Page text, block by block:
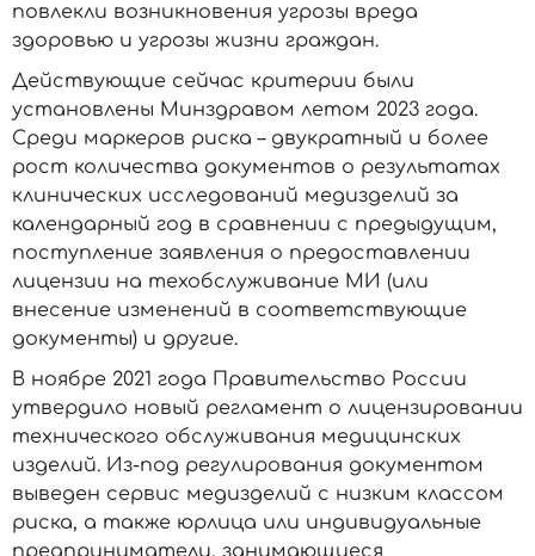
повлекли возникновения угрозы вреда
здоровью и угрозы жизни граждан.
Действующие сейчас критерии были
установлены Минздравом летом 2023 года.
Среди маркеров риска – двукратный и более
рост количества документов о результатах
клинических исследований медизделий за
календарный год в сравнении с предыдущим,
поступление заявления о предоставлении
лицензии на техобслуживание МИ (или
внесение изменений в соответствующие
документы) и другие.
В ноябре 2021 года Правительство России
утвердило новый регламент о лицензировании
технического обслуживания медицинских
изделий. Из-под регулирования документом
выведен сервис медизделий с низким классом
риска, а также юрлица или индивидуальные
предприниматели, занимающиеся